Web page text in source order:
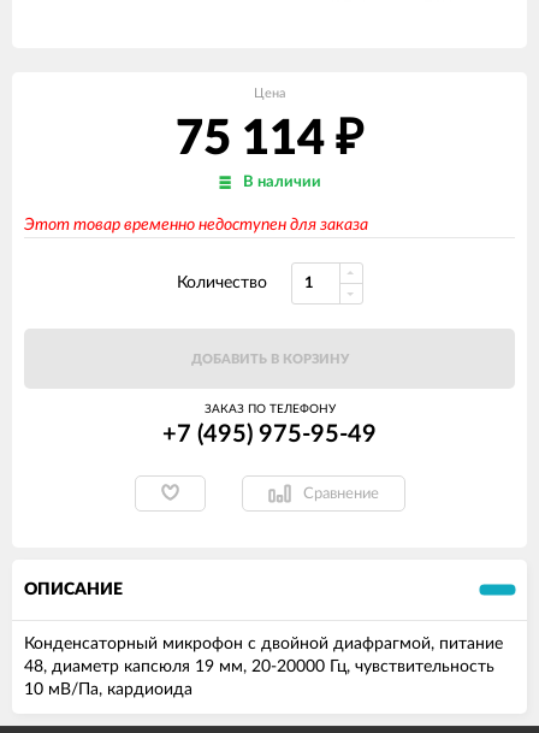
Цена
75 114 ₽
В наличии
Этот товар временно недоступен для заказа
Количество
ДОБАВИТЬ В КОРЗИНУ
ЗАКАЗ ПО ТЕЛЕФОНУ
+7 (495) 975-95-49
Сравнение
ОПИСАНИЕ
Конденсаторный микрофон с двойной диафрагмой, питание
48, диаметр капсюля 19 мм, 20-20000 Гц, чувствительность
10 мВ/Па, кардиоида